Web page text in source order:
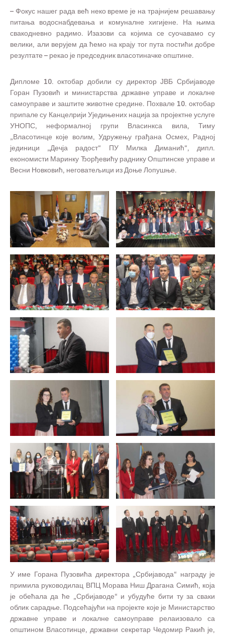
– Фокус нашег рада већ неко време је на трајнијем решавању
питања водоснабдевања и комуналне хигијене. На њима
свакодневно радимо. Изазови са којима се суочавамо су
велики, али верујем да ћемо на крају тог пута постићи добре
резултате – рекао је председник власотиначке општине.
Дипломе 10. октобар добили су директор ЈВБ Србијаводе
Горан Пузовић и министарства државне управе и локалне
самоуправе и заштите животне средине. Похвале 10. октобар
припале су Канцелрији Уједињених нација за пројектне услуге
УНОПС, неформалној групи Власинкса вила, Тиму
„Власотинце које волим, Удружењу грађана Осмех, Радној
јединици „Дечја радост“ ПУ Милка Диманић“, дипл.
економисти Маринку Ђорђевићу раднику Општинске управе и
Весни Новковић, неговатељици из Доње Лопушње.
У име Горана Пузовића директора „Србијавода“ награду је
примила руководилац ВПЦ Морава Ниш Драгана Симић, која
је обећала да ће „Србијаводе“ и убудуће бити ту за сваки
облик сарадње. Подсећајући на пројекте које је Министарство
државне управе и локалне самоуправе релаизовало са
општином Власотинце, државни секретар Чедомир Ракић је,